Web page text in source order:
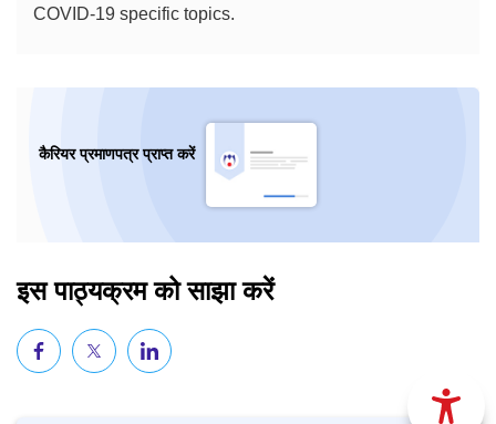
COVID-19 specific topics.
कैरियर प्रमाणपत्र प्राप्त करें
इस पाठ्यक्रम को साझा करें